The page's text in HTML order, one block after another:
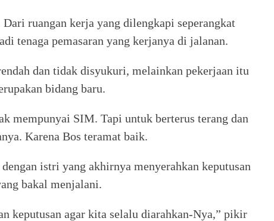
ruangan kerja yang dilengkapi seperangkat
tenaga pemasaran yang kerjanya di jalanan.
dan tidak disyukuri, melainkan pekerjaan itu
bidang baru.
mempunyai SIM. Tapi untuk berterus terang dan
Karena Bos teramat baik.
istri yang akhirnya menyerahkan keputusan
bakal menjalani.
keputusan agar kita selalu diarahkan-Nya,” pikir